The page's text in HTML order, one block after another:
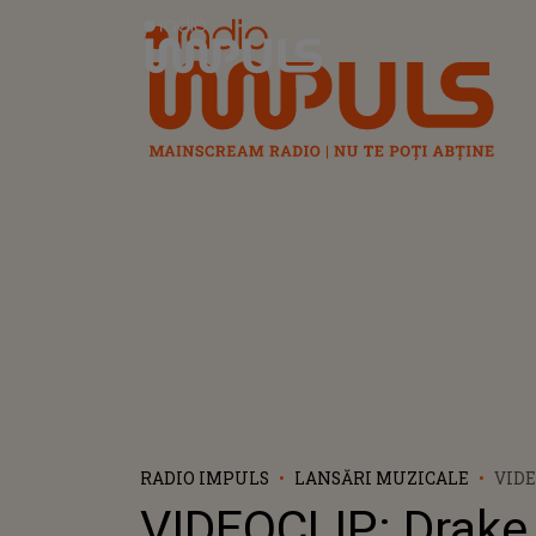
Radio Impuls
RADIO IMPULS LANSĂRI MUZICALE